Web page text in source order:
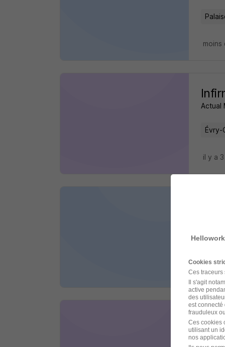
moins
Actual
Évry-
il y a
Paris
il y a
Vitalis
Cookies
Ces traceurs
Il s'agit
active
des
est connecté
frauduleux
Ces cookies
utilisant un
nos